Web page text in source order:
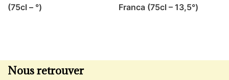
(75cl – °)
Franca (75cl – 13,5°)
Nous retrouver